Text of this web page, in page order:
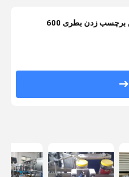
PLC PET مربع ماشین برچسب زدن بطری 600